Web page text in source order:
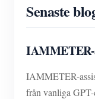
Senaste
IAMMETER-
IAMMETER-
från vanliga